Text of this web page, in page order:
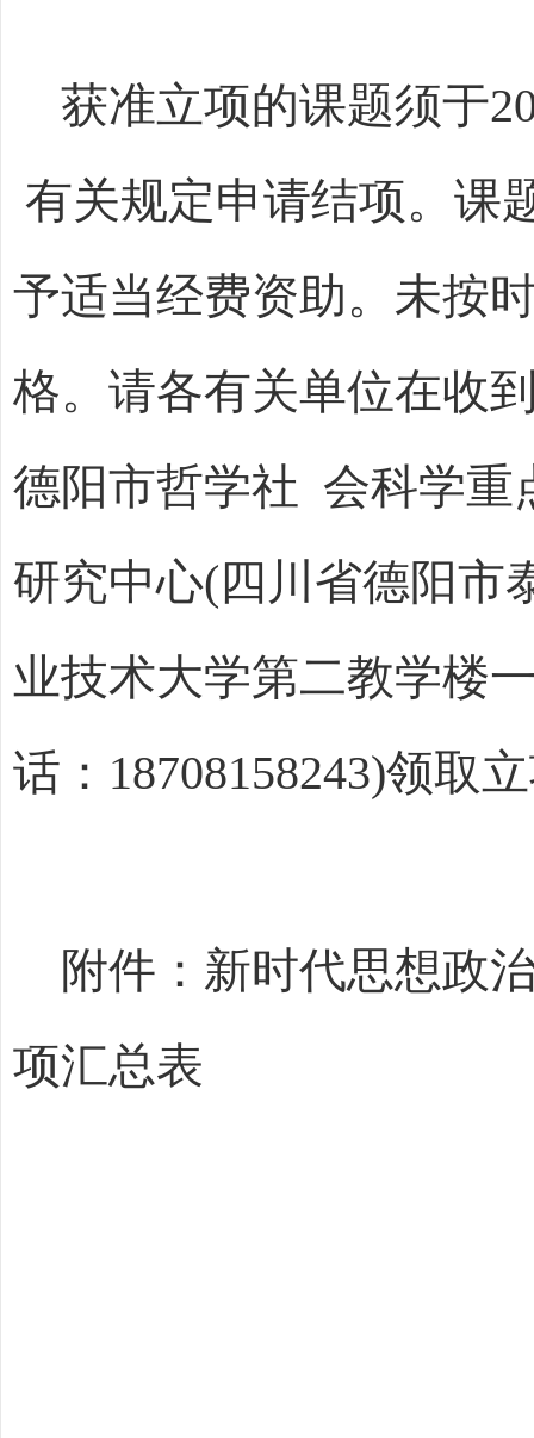
获准立项的课题须于
有关规定申请结项。课
予适当经费资助。未按
格。请各有关单位在收
德阳市哲学社 会科学重
研究中心(四川省德阳市
业技术大学第二教学楼
话：18708158243)领取
附件：新时代思想政
项汇总表